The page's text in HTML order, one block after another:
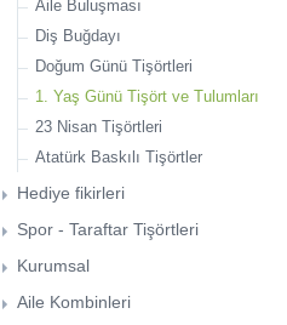
Aile Buluşması
Diş Buğdayı
Doğum Günü Tişörtleri
1. Yaş Günü Tişört ve Tulumları
23 Nisan Tişörtleri
Atatürk Baskılı Tişörtler
Hediye fikirleri
Yılbaşı Hediye Fikirleri
Babalar günü
Anneler günü
Sevgililer günü
Fotoğraf severler için hediye fikirleri
Çift Tişörtleri
Yazılımcılar için Tişört Tasarımları
Anneye Hediye Fikirleri
Köpek Severler için Hediye Fikirleri
Kahve Severler için Hediye Fikirleri
Spor - Taraftar Tişörtleri
Bisiklet Severler için Tasarımlar
Fitness Tişörtleri
Kurumsal
Aile Kombinleri